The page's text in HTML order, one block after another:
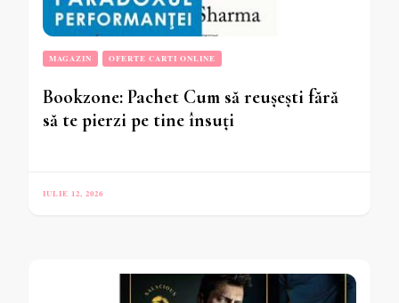
MAGAZIN OFERTE CARTI ONLINE
Bookzone: Pachet Cum să reușești fără
să te pierzi pe tine însuți
IULIE 12, 2026